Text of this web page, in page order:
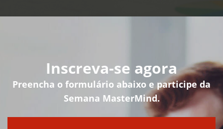
Inscreva-se agora
Preencha o formulário abaixo e participe da
Semana MasterMind.